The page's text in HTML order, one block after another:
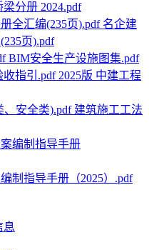
分册 2024.pdf
名企建
页).pdf
BIM安全生产设施图集.pdf
2025版 中建工程
建筑施工工法
制指导手册（2025）.pdf
息